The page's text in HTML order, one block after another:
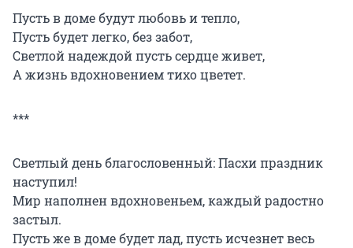
Пусть в доме будут любовь и тепло,
Пусть будет легко, без забот,
Светлой надеждой пусть сердце живет,
А жизнь вдохновением тихо цветет.
***
Светлый день благословенный: Пасхи праздник
наступил!
Мир наполнен вдохновеньем, каждый радостно
застыл.
Пусть же в доме будет лад, пусть исчезнет весь